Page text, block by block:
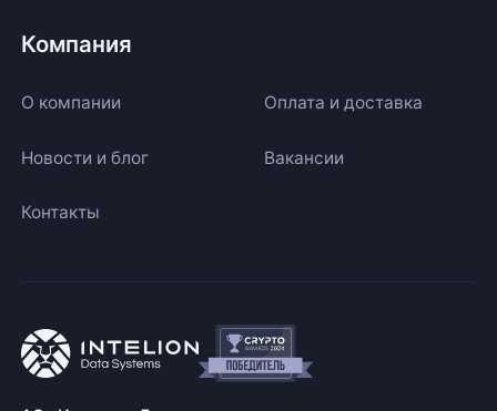
Компания
О компании Оплата и доставка
Новости и блог Вакансии
Контакты